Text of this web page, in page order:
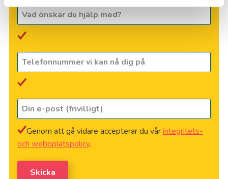
önskar
du
hjälp
med?
Telefonnummer
vi
kan
nå
dig
på *
Din
e-
post
(frivilligt)
Genom att gå vidare accepterar du vårintegritets-
och webbplatspolicy.
Skicka